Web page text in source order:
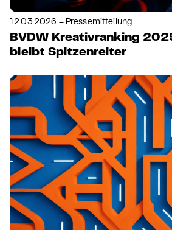
12.03.2026 – Pressemitteilung
BVDW Kreativranking
bleibt Spitzenreiter